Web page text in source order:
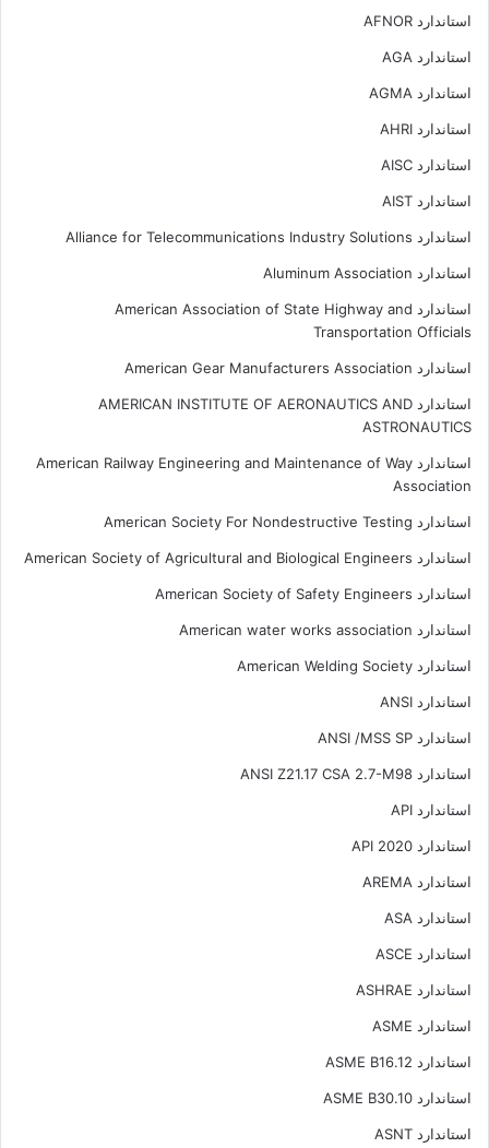
استاندارد AFNOR
استاندارد AGA
استاندارد AGMA
استاندارد AHRI
استاندارد AISC
استاندارد AIST
استاندارد Alliance for Telecommunications Industry Solutions
استاندارد Aluminum Association
استاندارد American Association of State Highway and
Transportation Officials
استاندارد American Gear Manufacturers Association
استاندارد AMERICAN INSTITUTE OF AERONAUTICS AND
ASTRONAUTICS
استاندارد American Railway Engineering and Maintenance of Way
Association
استاندارد American Society For Nondestructive Testing
استاندارد American Society of Agricultural and Biological Engineers
استاندارد American Society of Safety Engineers
استاندارد American water works association
استاندارد American Welding Society
استاندارد ANSI
استاندارد ANSI /MSS SP
استاندارد ANSI Z21.17 CSA 2.7-M98
استاندارد API
استاندارد API 2020
استاندارد AREMA
استاندارد ASA
استاندارد ASCE
استاندارد ASHRAE
استاندارد ASME
استاندارد ASME B16.12
استاندارد ASME B30.10
استاندارد ASNT